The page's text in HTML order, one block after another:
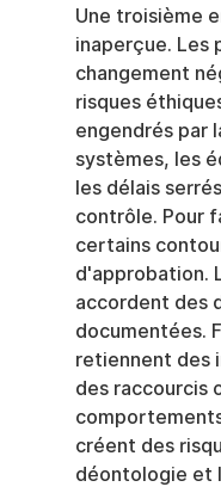
Une troisième
inaperçue. Les
changement
risques
engendrés par
systèmes, les
les délais
contrôle. Pour
certains
d'approbation.
accordent des
documentées.
retiennent des
des raccourcis
créent des
déontologie et